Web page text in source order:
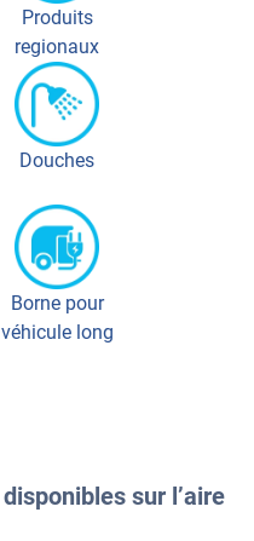
Produits
regionaux
Douches
Borne pour
véhicule long
sur l’aire